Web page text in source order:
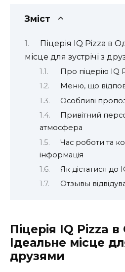
Зміст
Піцерія IQ Pizza в
місце для зустрічі з
Про піцерію IQ
Меню, що
Особливі
Привітний
атмосфера
Час роботи та
інформація
Як дістатися до
Отзывы
Піцерія IQ Pizza в
Ідеальне місце
друзями